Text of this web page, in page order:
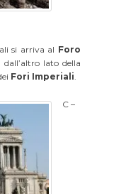
si arriva al Foro
lato della
Fori Imperiali.
C –